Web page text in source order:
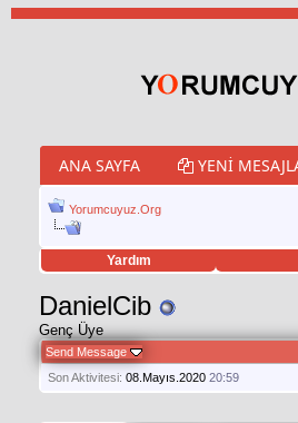
ANA SAYFA YENI
Yorumcuyuz.Org
Yardım
hilesi
DanielCib
Genç Üye
Send Message
Son Aktivitesi: 08.Mayıs.2020 20:59